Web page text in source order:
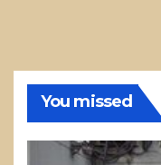
You missed